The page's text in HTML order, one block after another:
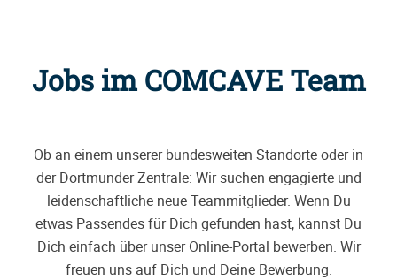
Jobs im COMCAVE Team
Ob an einem unserer bundesweiten Standorte oder in
der Dortmunder Zentrale: Wir suchen engagierte und
leidenschaftliche neue Teammitglieder. Wenn Du
etwas Passendes für Dich gefunden hast, kannst Du
Dich einfach über unser Online-Portal bewerben. Wir
freuen uns auf Dich und Deine Bewerbung.